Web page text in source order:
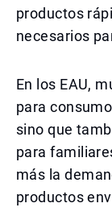
productos
necesarios
En los EAU,
para
sino que
para
más la
productos